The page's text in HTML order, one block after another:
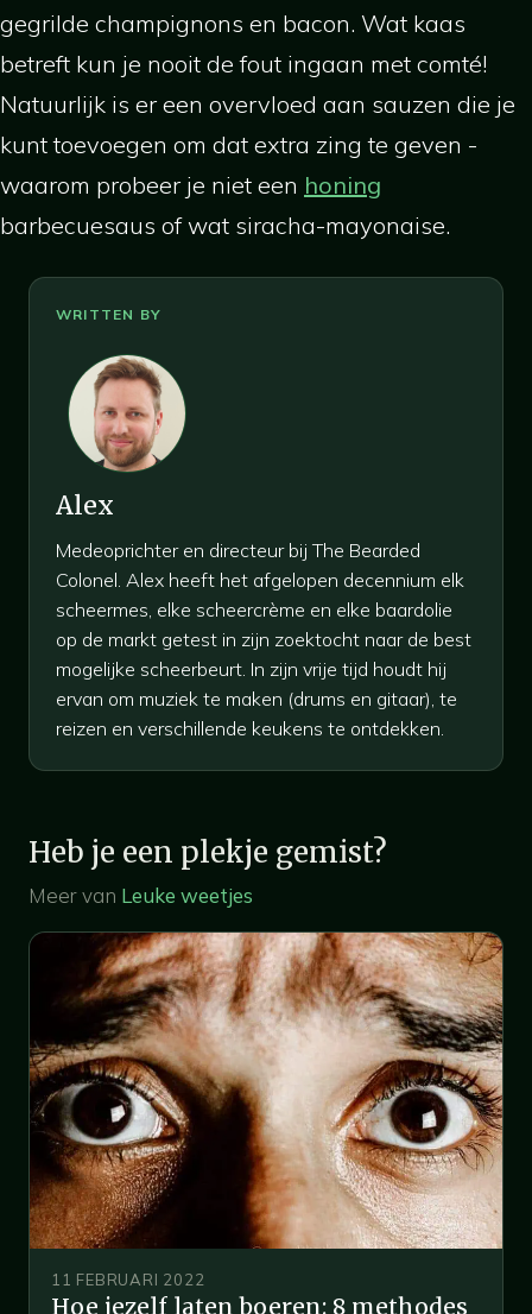
gegrilde champignons en bacon. Wat kaas
betreft kun je nooit de fout ingaan met comté!
Natuurlijk is er een overvloed aan sauzen die je
kunt toevoegen om dat extra zing te geven -
waarom probeer je niet een honing
barbecuesaus of wat siracha-mayonaise.
Alex
Medeoprichter en directeur bij The Bearded
Colonel. Alex heeft het afgelopen decennium elk
scheermes, elke scheercrème en elke baardolie
op de markt getest in zijn zoektocht naar de best
mogelijke scheerbeurt. In zijn vrije tijd houdt hij
ervan om muziek te maken (drums en gitaar), te
reizen en verschillende keukens te ontdekken.
Heb je een plekje gemist?
Meer van Leuke weetjes
11 FEBRUARI 2022
Hoe jezelf laten boeren: 8 methodes